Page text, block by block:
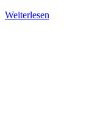
Weiterlesen